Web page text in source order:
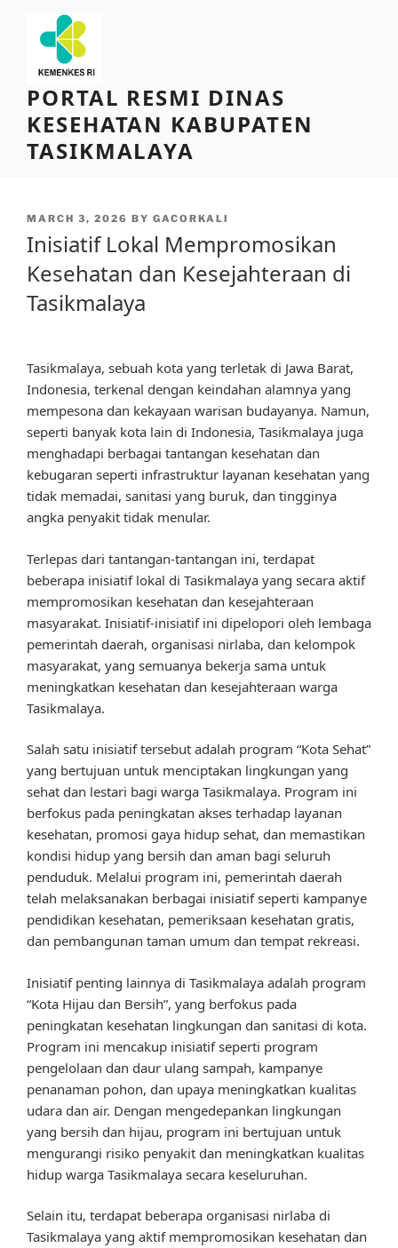
content
PORTAL RESMI DINAS
KESEHATAN KABUPATEN
TASIKMALAYA
POSTED
MARCH 3, 2026 BY GACORKALI
Inisiatif Lokal Mempromosikan
Kesehatan dan Kesejahteraan di
Tasikmalaya
Tasikmalaya, sebuah kota yang terletak di Jawa Barat,
Indonesia, terkenal dengan keindahan alamnya yang
mempesona dan kekayaan warisan budayanya. Namun,
seperti banyak kota lain di Indonesia, Tasikmalaya juga
menghadapi berbagai tantangan kesehatan dan
kebugaran seperti infrastruktur layanan kesehatan yang
tidak memadai, sanitasi yang buruk, dan tingginya
angka penyakit tidak menular.
Terlepas dari tantangan-tantangan ini, terdapat
beberapa inisiatif lokal di Tasikmalaya yang secara aktif
mempromosikan kesehatan dan kesejahteraan
masyarakat. Inisiatif-inisiatif ini dipelopori oleh lembaga
pemerintah daerah, organisasi nirlaba, dan kelompok
masyarakat, yang semuanya bekerja sama untuk
meningkatkan kesehatan dan kesejahteraan warga
Tasikmalaya.
Salah satu inisiatif tersebut adalah program “Kota Sehat”
yang bertujuan untuk menciptakan lingkungan yang
sehat dan lestari bagi warga Tasikmalaya. Program ini
berfokus pada peningkatan akses terhadap layanan
kesehatan, promosi gaya hidup sehat, dan memastikan
kondisi hidup yang bersih dan aman bagi seluruh
penduduk. Melalui program ini, pemerintah daerah
telah melaksanakan berbagai inisiatif seperti kampanye
pendidikan kesehatan, pemeriksaan kesehatan gratis,
dan pembangunan taman umum dan tempat rekreasi.
Inisiatif penting lainnya di Tasikmalaya adalah program
“Kota Hijau dan Bersih”, yang berfokus pada
peningkatan kesehatan lingkungan dan sanitasi di kota.
Program ini mencakup inisiatif seperti program
pengelolaan dan daur ulang sampah, kampanye
penanaman pohon, dan upaya meningkatkan kualitas
udara dan air. Dengan mengedepankan lingkungan
yang bersih dan hijau, program ini bertujuan untuk
mengurangi risiko penyakit dan meningkatkan kualitas
hidup warga Tasikmalaya secara keseluruhan.
Selain itu, terdapat beberapa organisasi nirlaba di
Tasikmalaya yang aktif mempromosikan kesehatan dan